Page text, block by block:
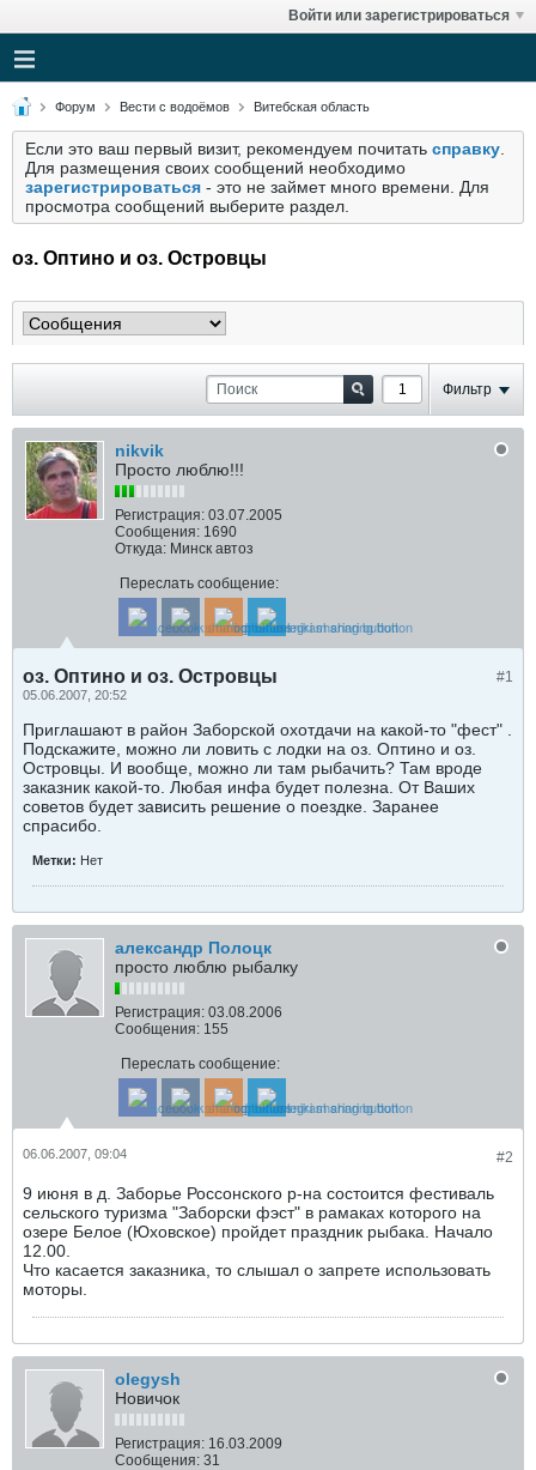
Войти или зарегистрироваться
Форум Вести с водоёмов Витебская область
Если это ваш первый визит, рекомендуем почитать справку
Для размещения своих сообщений необходимо
зарегистрироваться - это не займет много времени. Для
просмотра сообщений выберите раздел.
оз. Оптино и оз. Островцы
Фильтр
nikvik
Просто люблю!!!
Регистрация: 03.07.2005
Сообщения: 1690
Откуда: Минск автоз
Переслать сообщение:
#1
оз. Оптино и оз. Островцы
05.06.2007, 20:52
Приглашают в район Заборской охотдачи на какой-то "фест" .
Подскажите, можно ли ловить с лодки на оз. Оптино и оз.
Островцы. И вообще, можно ли там рыбачить? Там вроде
заказник какой-то. Любая инфа будет полезна. От Ваших
советов будет зависить решение о поездке. Заранее
спрасибо.
Метки: Нет
александр Полоцк
просто люблю рыбалку
Регистрация: 03.08.2006
Сообщения: 155
Переслать сообщение:
#2
06.06.2007, 09:04
9 июня в д. Заборье Россонского р-на состоится фестиваль
сельского туризма "Заборски фэст" в рамаках которого на
озере Белое (Юховское) пройдет праздник рыбака. Начало
12.00.
Что касается заказника, то слышал о запрете использовать
моторы.
olegysh
Новичок
Регистрация: 16.03.2009
Сообщения: 31